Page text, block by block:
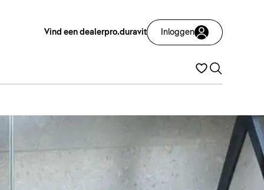
Vind een dealerpro.duravit Inloggen